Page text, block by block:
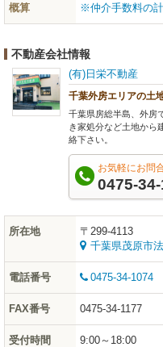
概算
※仲介手数料の
不動産会社情報
(有)日栄不動産
千葉外房エリアの土
千葉県房総半島、外房
き家処分など土地から
絡下さい。
お気軽にお問
0475-
所在地
〒299-4113
千葉県茂原市
電話番号 0475-34-1074
FAX番号 0475-34-1177
受付時間 9:00～18:00